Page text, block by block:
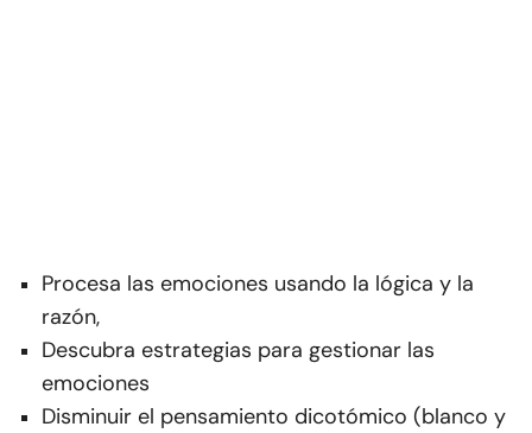
Procesa las emociones usando la lógica y la
razón,
Descubra estrategias para gestionar las
emociones
Disminuir el pensamiento dicotómico (blanco y